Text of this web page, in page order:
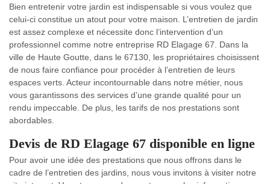
Bien entretenir votre jardin est indispensable si vous voulez que
celui-ci constitue un atout pour votre maison. L’entretien de jardin
est assez complexe et nécessite donc l’intervention d’un
professionnel comme notre entreprise RD Elagage 67. Dans la
ville de Haute Goutte, dans le 67130, les propriétaires choisissent
de nous faire confiance pour procéder à l’entretien de leurs
espaces verts. Acteur incontournable dans notre métier, nous
vous garantissons des services d’une grande qualité pour un
rendu impeccable. De plus, les tarifs de nos prestations sont
abordables.
Devis de RD Elagage 67 disponible en ligne
Pour avoir une idée des prestations que nous offrons dans le
cadre de l’entretien des jardins, nous vous invitons à visiter notre